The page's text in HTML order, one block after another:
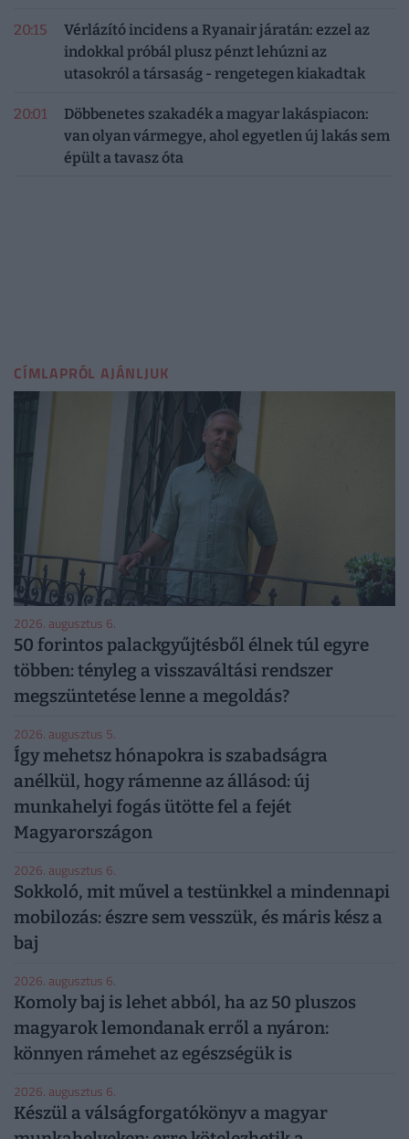
20:15
Vérlázító incidens a Ryanair járatán: ezzel az
indokkal próbál plusz pénzt lehúzni az
utasokról a társaság - rengetegen kiakadtak
20:01
Döbbenetes szakadék a magyar lakáspiacon:
van olyan vármegye, ahol egyetlen új lakás sem
épült a tavasz óta
CÍMLAPRÓL AJÁNLJUK
2026. augusztus 6.
50 forintos palackgyűjtésből élnek túl egyre
többen: tényleg a visszaváltási rendszer
megszüntetése lenne a megoldás?
2026. augusztus 5.
Így mehetsz hónapokra is szabadságra
anélkül, hogy rámenne az állásod: új
munkahelyi fogás ütötte fel a fejét
Magyarországon
2026. augusztus 6.
Sokkoló, mit művel a testünkkel a mindennapi
mobilozás: észre sem vesszük, és máris kész a
baj
2026. augusztus 6.
Komoly baj is lehet abból, ha az 50 pluszos
magyarok lemondanak erről a nyáron:
könnyen rámehet az egészségük is
2026. augusztus 6.
Készül a válságforgatókönyv a magyar